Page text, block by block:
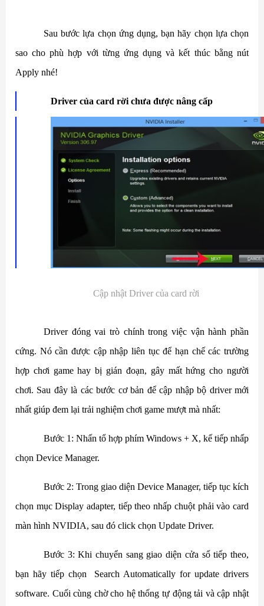
Sau bước lựa chọn ứng dụng, bạn hãy chọn lựa chọn
sao cho phù hợp với từng ứng dụng và kết thúc bằng nút
Apply nhé!
Driver của card rời chưa được nâng cấp
Cập nhật Driver của card rời
Driver đóng vai trò chính trong việc vận hành phần
cứng. Nó cần được cập nhập liên tục để hạn chế các trường
hợp chơi game hay bị gián đoạn, gây mất hứng cho người
chơi. Sau đây là các bước cơ bản để cập nhập bộ driver mới
nhất giúp đem lại trải nghiệm chơi game mượt mà nhất:
Bước 1: Nhấn tổ hợp phím Windows + X, kế tiếp nhấp
chọn Device Manager.
Bước 2: Trong giao diện Device Manager, tiếp tục kích
chọn mục Display adapter, tiếp theo nhấp chuột phải vào card
màn hình NVIDIA, sau đó click chọn Update Driver.
Bước 3: Khi chuyển sang giao diện cửa sổ tiếp theo,
bạn hãy tiếp chọn Search Automatically for update drivers
software. Cuối cùng chờ cho hệ thống tự động tải và cập nhật